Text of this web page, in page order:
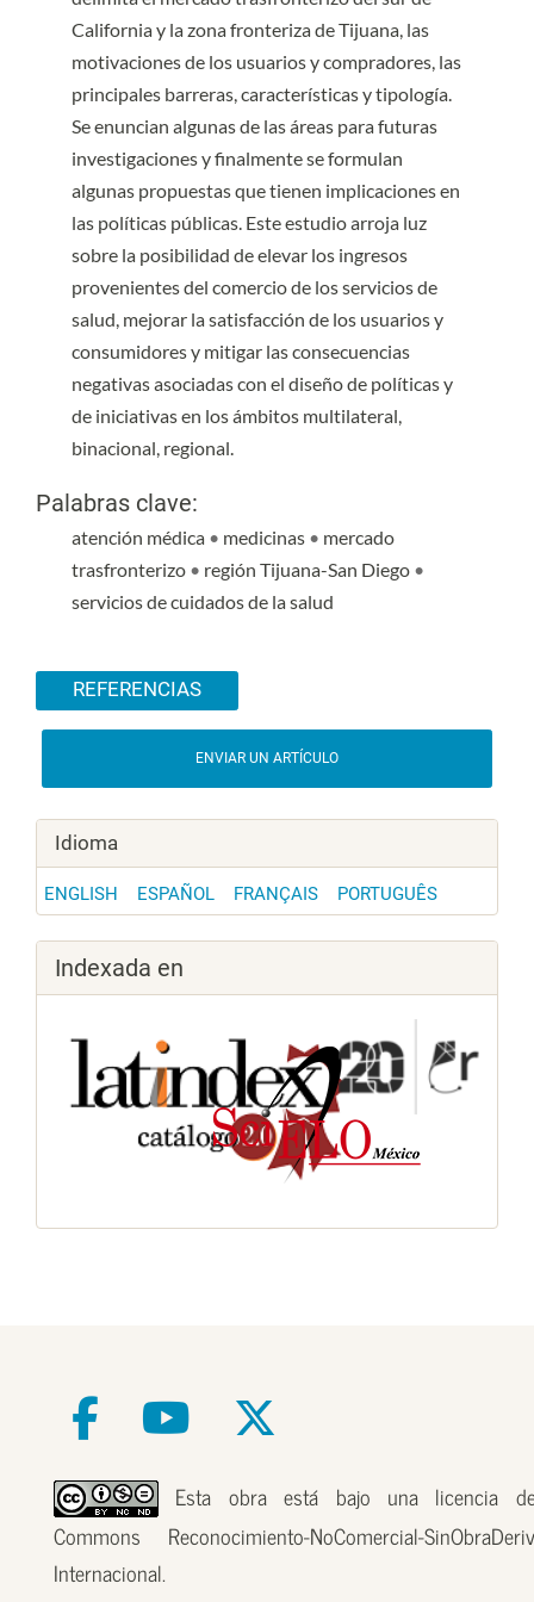
California y la zona fronteriza de Tijuana, las
motivaciones de los usuarios y compradores, las
principales barreras, características y tipología.
Se enuncian algunas de las áreas para futuras
investigaciones y finalmente se formulan
algunas propuestas que tienen implicaciones en
las políticas públicas. Este estudio arroja luz
sobre la posibilidad de elevar los ingresos
provenientes del comercio de los servicios de
salud, mejorar la satisfacción de los usuarios y
consumidores y mitigar las consecuencias
negativas asociadas con el diseño de políticas y
de iniciativas en los ámbitos multilateral,
binacional, regional.
Palabras clave:
atención médica • medicinas • mercado
trasfronterizo • región Tijuana-San Diego •
servicios de cuidados de la salud
REFERENCIAS
ENVIAR UN ARTÍCULO
Idioma
ENGLISH ESPAÑOL FRANÇAIS PORTUGUÊS
Indexada en
Esta obra está bajo una licencia
Commons Reconocimiento-NoComercial-
Internacional.